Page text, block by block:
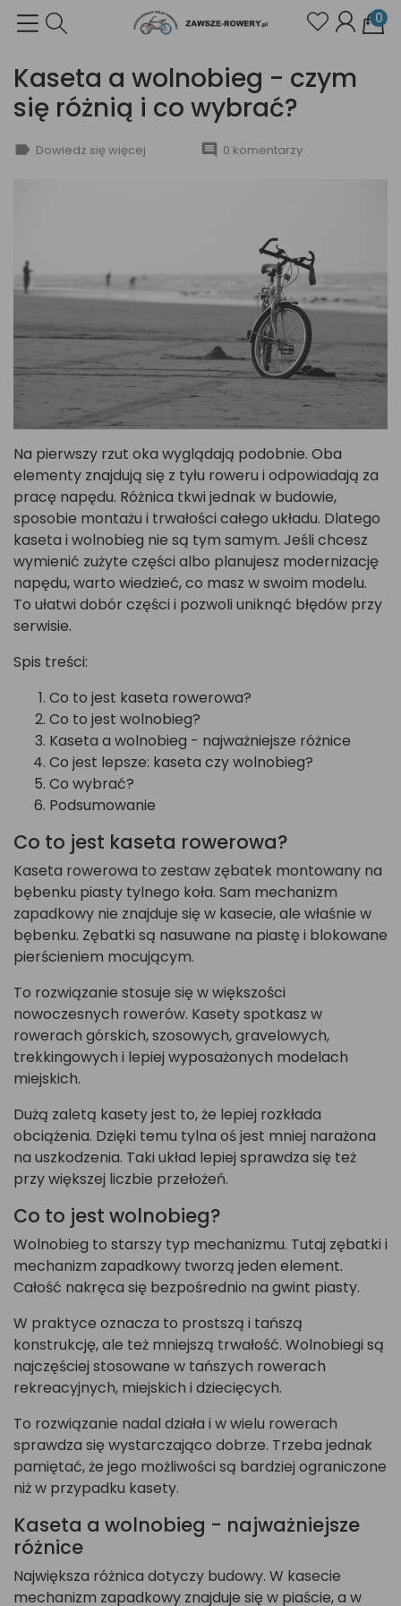
0
Kaseta a wolnobieg - czym
się różnią i co wybrać?
label Dowiedz się więcej comment 0 komentarzy
Na pierwszy rzut oka wyglądają podobnie. Oba
elementy znajdują się z tyłu roweru i odpowiadają za
pracę napędu. Różnica tkwi jednak w budowie,
sposobie montażu i trwałości całego układu. Dlatego
kaseta i wolnobieg nie są tym samym. Jeśli chcesz
wymienić zużyte części albo planujesz modernizację
napędu, warto wiedzieć, co masz w swoim modelu.
To ułatwi dobór części i pozwoli uniknąć błędów przy
serwisie.
Spis treści:
Co to jest kaseta rowerowa?
Co to jest wolnobieg?
Kaseta a wolnobieg - najważniejsze różnice
Co jest lepsze: kaseta czy wolnobieg?
Co wybrać?
Podsumowanie
Co to jest kaseta rowerowa?
Kaseta rowerowa to zestaw zębatek montowany na
bębenku piasty tylnego koła. Sam mechanizm
zapadkowy nie znajduje się w kasecie, ale właśnie w
bębenku. Zębatki są nasuwane na piastę i blokowane
pierścieniem mocującym.
To rozwiązanie stosuje się w większości
nowoczesnych rowerów. Kasety spotkasz w
rowerach górskich, szosowych, gravelowych,
trekkingowych i lepiej wyposażonych modelach
miejskich.
Dużą zaletą kasety jest to, że lepiej rozkłada
obciążenia. Dzięki temu tylna oś jest mniej narażona
na uszkodzenia. Taki układ lepiej sprawdza się też
przy większej liczbie przełożeń.
Co to jest wolnobieg?
Wolnobieg to starszy typ mechanizmu. Tutaj zębatki i
mechanizm zapadkowy tworzą jeden element.
Całość nakręca się bezpośrednio na gwint piasty.
W praktyce oznacza to prostszą i tańszą
konstrukcję, ale też mniejszą trwałość. Wolnobiegi są
najczęściej stosowane w tańszych rowerach
rekreacyjnych, miejskich i dziecięcych.
To rozwiązanie nadal działa i w wielu rowerach
sprawdza się wystarczająco dobrze. Trzeba jednak
pamiętać, że jego możliwości są bardziej ograniczone
niż w przypadku kasety.
Kaseta a wolnobieg - najważniejsze
różnice
Największa różnica dotyczy budowy. W kasecie
mechanizm zapadkowy znajduje się w piaście, a w